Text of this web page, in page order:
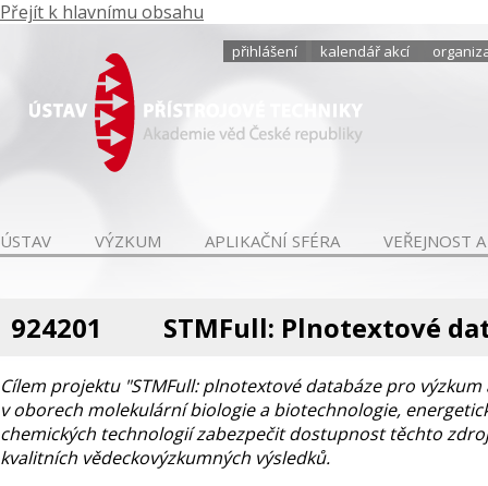
Přejít k hlavnímu obsahu
přihlášení kalendář akcí
ÚSTAV VÝZKUM APLIKAČNÍ SFÉRA VEŘEJNOST
924201 STMFull: Plnotextové
Cílem projektu "STMFull: plnotextové databáze pro
v oborech molekulární biologie a biotechnologie,
chemických technologií zabezpečit dostupnost těchto
kvalitních vědeckovýzkumných výsledků.